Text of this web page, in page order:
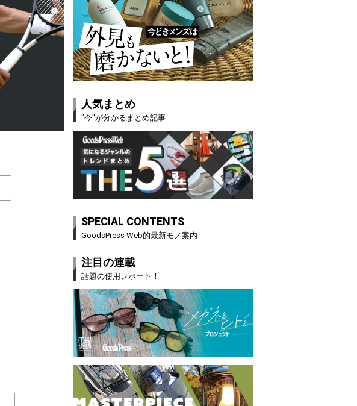
人気まとめ
"今"が分かるまとめ記事
SPECIAL CONTENTS
GoodsPress Web的最新モノ案内
注目の連載
話題の使用レポート！